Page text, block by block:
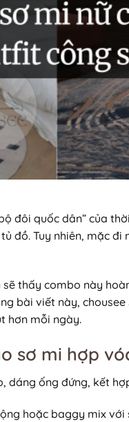
đôi quốc dân” của
đồ. Tuy nhiên, mặc
thấy combo này
bài viết này,
hơn mỗi ngày.
sơ mi hợp
dáng ống đứng, kết
hoặc baggy mix